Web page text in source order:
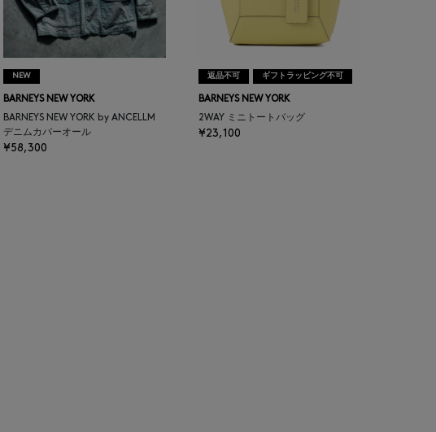
NEW
BARNEYS NEW YORK
BARNEYS NEW YORK by ANCELLM
デニムカバーオール
¥58,300
返品不可 ギフトラッピング不可
BARNEYS NEW YORK
2WAY ミニトートバッグ
¥23,100